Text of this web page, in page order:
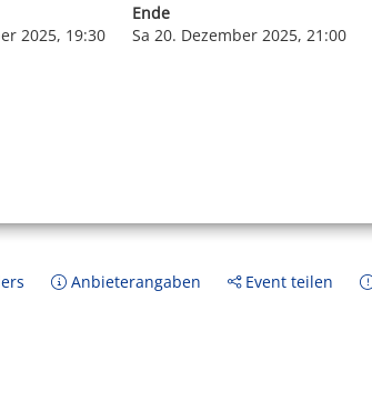
2025, 19:30
Ende
Sa 20. Dezember 2025, 21:00
Anbieterangaben Event teilen